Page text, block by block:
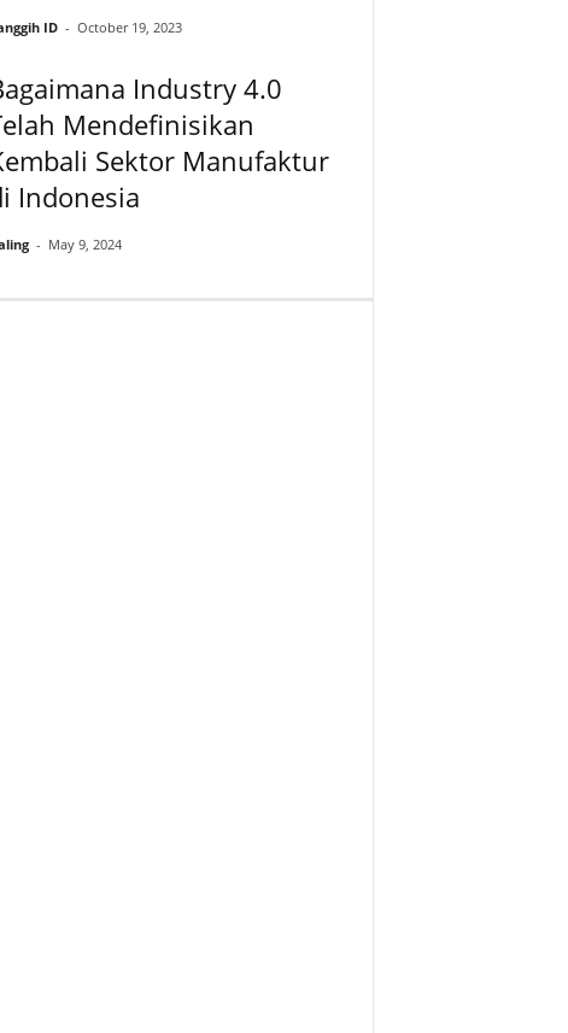
ID - October 19, 2023
Industry 4.0
Mendefinisikan
Sektor Manufaktur
Indonesia
- May 9, 2024